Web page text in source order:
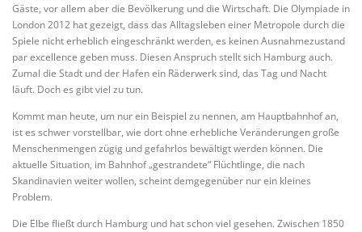
Gäste, vor allem aber die Bevölkerung und die Wirtschaft. Die Olympiade in
London 2012 hat gezeigt, dass das Alltagsleben einer Metropole durch die
Spiele nicht erheblich eingeschränkt werden, es keinen Ausnahmezustand
par excellence geben muss. Diesen Anspruch stellt sich Hamburg auch.
Zumal die Stadt und der Hafen ein Räderwerk sind, das Tag und Nacht
läuft. Doch es gibt viel zu tun.
Kommt man heute, um nur ein Beispiel zu nennen, am Hauptbahnhof an,
ist es schwer vorstellbar, wie dort ohne erhebliche Veränderungen große
Menschenmengen zügig und gefahrlos bewältigt werden können. Die
aktuelle Situation, im Bahnhof „gestrandete“ Flüchtlinge, die nach
Skandinavien weiter wollen, scheint demgegenüber nur ein kleines
Problem.
Die Elbe fließt durch Hamburg und hat schon viel gesehen. Zwischen 1850